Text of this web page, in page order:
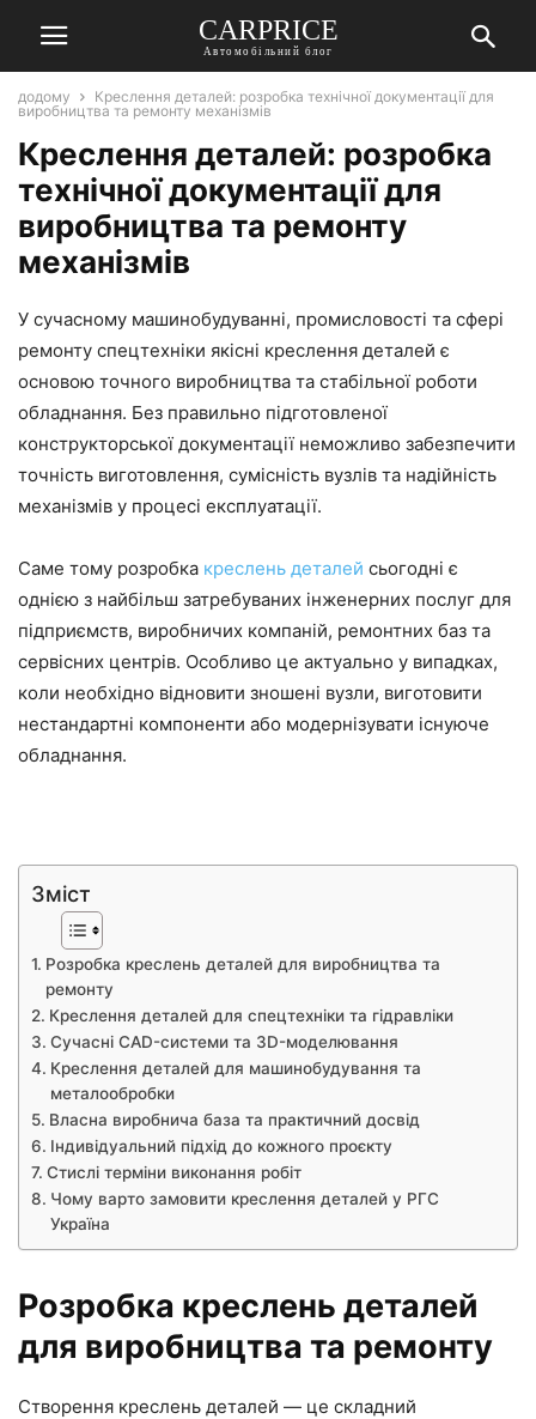
СARPRICE
Автомобільний блог
додому
Креслення деталей: розробка технічної документації для
виробництва та ремонту механізмів
Креслення деталей: розробка
технічної документації для
виробництва та ремонту
механізмів
У сучасному машинобудуванні, промисловості та сфері
ремонту спецтехніки якісні креслення деталей є
основою точного виробництва та стабільної роботи
обладнання. Без правильно підготовленої
конструкторської документації неможливо забезпечити
точність виготовлення, сумісність вузлів та надійність
механізмів у процесі експлуатації.
Саме тому розробка креслень деталей сьогодні є
однією з найбільш затребуваних інженерних послуг для
підприємств, виробничих компаній, ремонтних баз та
сервісних центрів. Особливо це актуально у випадках,
коли необхідно відновити зношені вузли, виготовити
нестандартні компоненти або модернізувати існуюче
обладнання.
Зміст
Розробка креслень деталей для виробництва та
ремонту
Креслення деталей для спецтехніки та гідравліки
Сучасні CAD-системи та 3D-моделювання
Креслення деталей для машинобудування та
металообробки
Власна виробнича база та практичний досвід
Індивідуальний підхід до кожного проєкту
Стислі терміни виконання робіт
Чому варто замовити креслення деталей у РГС
Україна
Розробка креслень деталей
для виробництва та ремонту
Створення креслень деталей — це складний